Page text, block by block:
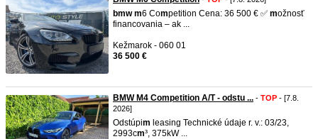
bmw m6 Competition Cena: 36 500 € ✅ možnosť
financovania – ak ...
Kežmarok - 060 01
36 500 €
BMW M4 Competition A/T - odstu ... - TOP - [7.8.
2026]
Odstúpim leasing Technické údaje r. v.: 03/23,
2993cm³, 375kW ...